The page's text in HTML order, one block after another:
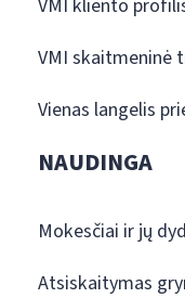
VMI kliento
VMI skaitmeninė
Vienas langelis
NAUDINGA
Mokesčiai ir jų
Atsiskaitymas